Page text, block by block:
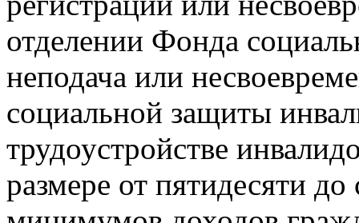
отделении Фонда
неподача или
социальной защиты
трудоустройстве
размере от пятидесяти